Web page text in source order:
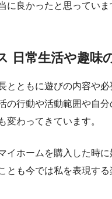
に良かったと思っていま
日常生活や趣味
とともに遊びの内容や
の行動や活動範囲や自分
変わってきています。
イホームを購入した時
とも今では私を表現する